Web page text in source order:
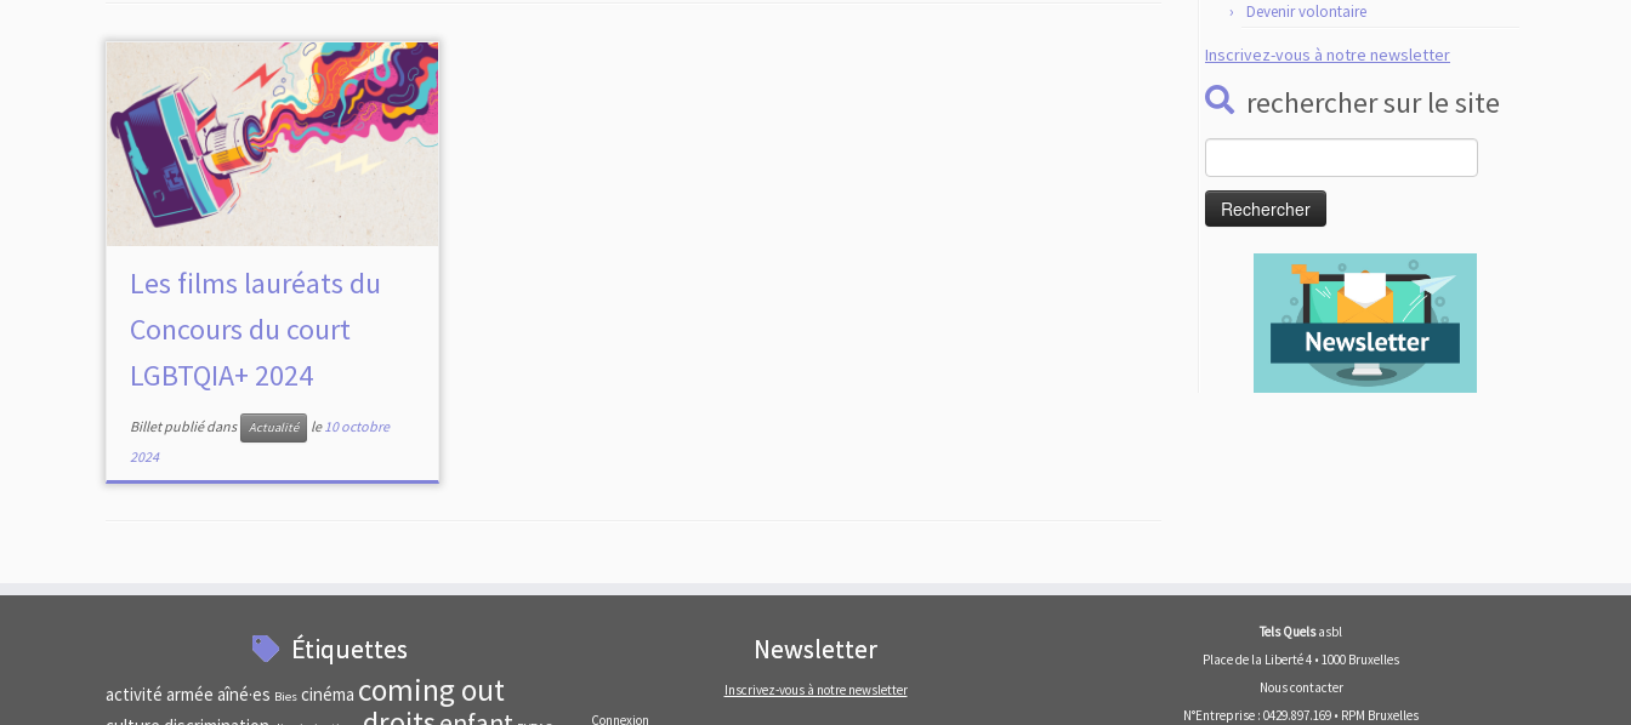
Les films lauréats du
Concours du court
LGBTQIA+ 2024
Billet publié dans Actualité le 10 octobre
2024
Devenir volontaire
Inscrivez-vous à notre newsletter
rechercher sur le site
Étiquettes
activité armée aîné·es Bies cinéma coming out
Newsletter
Inscrivez-vous à notre newsletter
Connexion
Tels Quelsasbl
Place de la Liberté 4 • 1000 Bruxelles
Nous contacter
N°Entreprise : 0429.897.169 • RPM Bruxelles